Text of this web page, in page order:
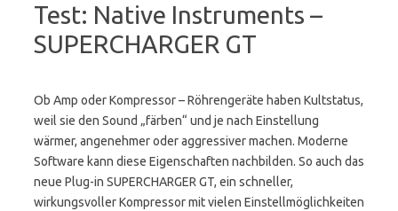
Test: Native Instruments –
SUPERCHARGER GT
Ob Amp oder Kompressor – Röhrengeräte haben Kultstatus,
weil sie den Sound „färben“ und je nach Einstellung
wärmer, angenehmer oder aggressiver machen. Moderne
Software kann diese Eigenschaften nachbilden. So auch das
neue Plug-in SUPERCHARGER GT, ein schneller,
wirkungsvoller Kompressor mit vielen Einstellmöglichkeiten